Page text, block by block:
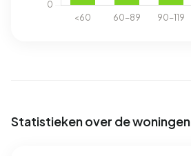
Statistieken over de woningen